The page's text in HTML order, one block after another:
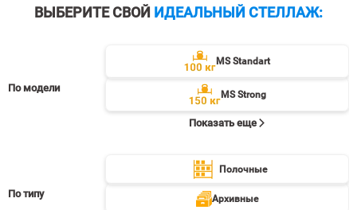
ВЫБЕРИТЕ СВОЙ ИДЕАЛЬНЫЙ СТЕЛЛАЖ:
По модели
MS Standart
MS Strong
Показать еще
По типу
Полочные
Архивные